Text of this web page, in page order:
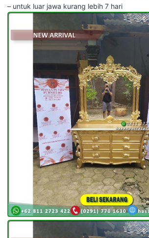
– untuk luar jawa kurang lebih 7 hari